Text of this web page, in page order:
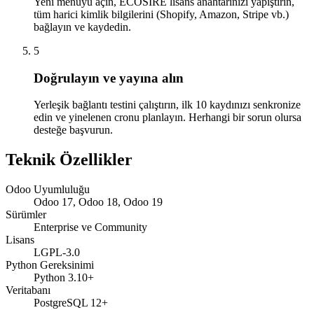
tüm harici kimlik bilgilerini (Shopify, Amazon, Stripe vb.)
bağlayın ve kaydedin.
5
Doğrulayın ve yayına alın
Yerleşik bağlantı testini çalıştırın, ilk 10 kaydınızı senkronize
edin ve yinelenen cronu planlayın. Herhangi bir sorun olursa
desteğe başvurun.
Teknik Özellikler
Odoo Uyumluluğu
Odoo 17, Odoo 18, Odoo 19
Sürümler
Enterprise ve Community
Lisans
LGPL-3.0
Python Gereksinimi
Python 3.10+
Veritabanı
PostgreSQL 12+